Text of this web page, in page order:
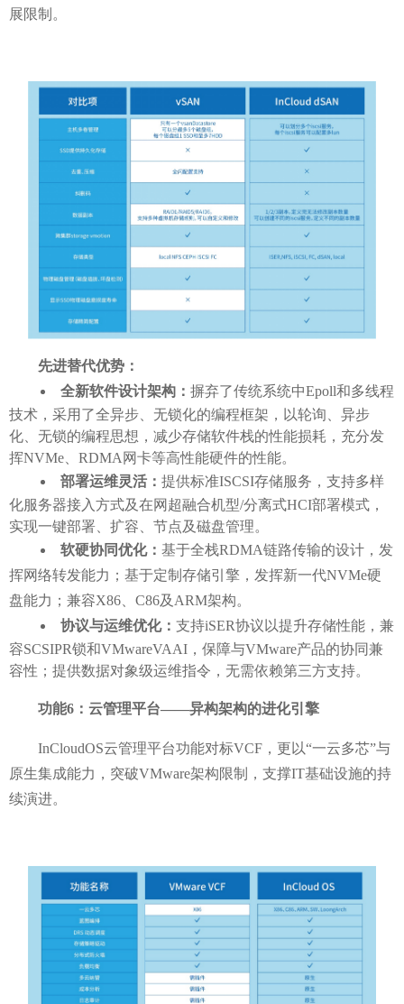
展限制。
先进替代优势：
全新软件设计架构： 摒弃了传统系统中Epoll和多线程
技术，采用了全异步、无锁化的编程框架，以轮询、异步
化、无锁的编程思想，减少存储软件栈的性能损耗，充分发
挥NVMe、RDMA网卡等高性能硬件的性能。
部署运维灵活： 提供标准ISCSI存储服务，支持多样
化服务器接入方式及在网超融合机型/分离式HCI部署模式，
实现一键部署、扩容、节点及磁盘管理。
软硬协同优化： 基于全栈RDMA链路传输的设计 ， 发
挥网络转发能力 ； 基于定制存储引擎 ， 发挥新一代NVMe硬
盘能力 ；兼容X86、C86及ARM架构。
协议与运维优化： 支持iSER协议以提升存储性能，兼
容SCSIPR锁和VMwareVAAI，保障与VMware产品的协同兼
容性；提供数据对象级运维指令，无需依赖第三方支持。
功能6：云管理平台——异构架构的进化引擎
InCloudOS云管理平台功能对标VCF，更以“一云多芯”与
原生集成能力，突破VMware架构限制，支撑IT基础设施的持
续演进。